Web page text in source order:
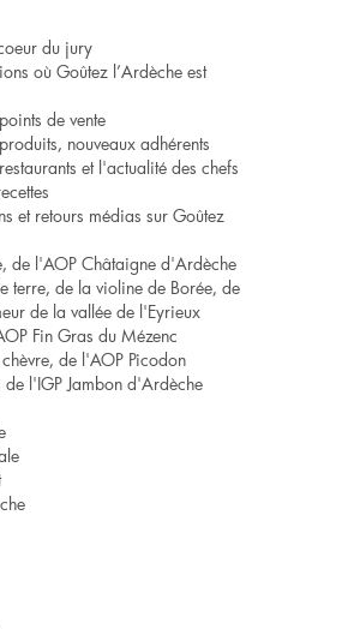
du jury
où Goûtez l’Ardèche est
de vente
nouveaux adhérents
et l'actualité des chefs
et retours médias sur Goûtez
de l'AOP Châtaigne d'Ardèche
terre, de la violine de Borée, de
de la vallée de l'Eyrieux
Fin Gras du Mézenc
de l'AOP Picodon
l'IGP Jambon d'Ardèche